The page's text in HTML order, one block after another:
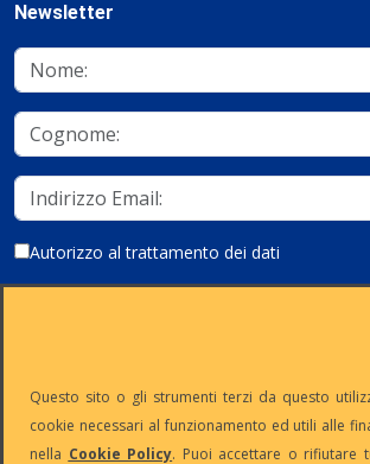
Newsletter
Autorizzo al trattamento dei dati
Questo sito o gli strumenti terzi da questo
cookie necessari al funzionamento ed utili alle
nella Cookie Policy. Puoi accettare o rifiutare